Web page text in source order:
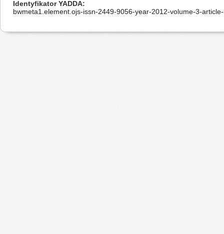
Identyfikator YADDA
bwmeta1.element.ojs-issn-2449-9056-year-2012-volume-3-